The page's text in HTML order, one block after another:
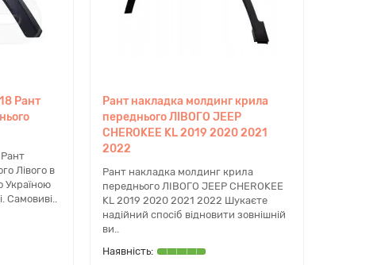
допомогу з підбором, можливість
по всій Україні, а великий каталог запчастин у
Рант
Лівого в
Україною
Самовиві..
Рант накладка молдинг крила
переднього ЛІВОГО JEEP
CHEROKEE KL 2019 2020 2021
2022
Рант накладка молдинг крила
переднього ЛІВОГО JEEP CHEROKEE
KL 2019 2020 2021 2022 Шукаєте
надійний спосіб відновити зовнішній
ви..